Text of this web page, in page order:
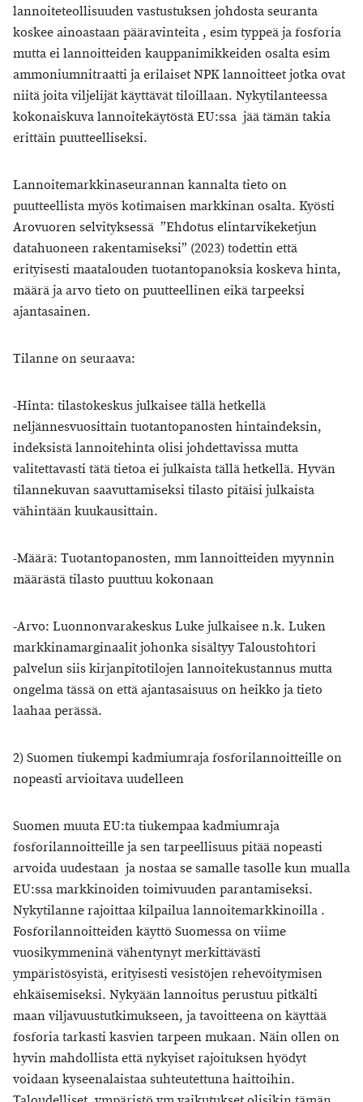
lannoiteteollisuuden vastustuksen johdosta seuranta
koskee ainoastaan pääravinteita , esim typpeä ja fosforia
mutta ei lannoitteiden kauppanimikkeiden osalta esim
ammoniumnitraatti ja erilaiset NPK lannoitteet jotka ovat
niitä joita viljelijät käyttävät tiloillaan. Nykytilanteessa
kokonaiskuva lannoitekäytöstä EU:ssa jää tämän takia
erittäin puutteelliseksi.
Lannoitemarkkinaseurannan kannalta tieto on
puutteellista myös kotimaisen markkinan osalta. Kyösti
Arovuoren selvityksessä ”Ehdotus elintarvikeketjun
datahuoneen rakentamiseksi” (2023) todettin että
erityisesti maatalouden tuotantopanoksia koskeva hinta,
määrä ja arvo tieto on puutteellinen eikä tarpeeksi
ajantasainen.
Tilanne on seuraava:
-Hinta: tilastokeskus julkaisee tällä hetkellä
neljännesvuosittain tuotantopanosten hintaindeksin,
indeksistä lannoitehinta olisi johdettavissa mutta
valitettavasti tätä tietoa ei julkaista tällä hetkellä. Hyvän
tilannekuvan saavuttamiseksi tilasto pitäisi julkaista
vähintään kuukausittain.
-Määrä: Tuotantopanosten, mm lannoitteiden myynnin
määrästä tilasto puuttuu kokonaan
-Arvo: Luonnonvarakeskus Luke julkaisee n.k. Luken
markkinamarginaalit johonka sisältyy Taloustohtori
palvelun siis kirjanpitotilojen lannoitekustannus mutta
ongelma tässä on että ajantasaisuus on heikko ja tieto
laahaa perässä.
2) Suomen tiukempi kadmiumraja fosforilannoitteille on
nopeasti arvioitava uudelleen
Suomen muuta EU:ta tiukempaa kadmiumraja
fosforilannoitteille ja sen tarpeellisuus pitää nopeasti
arvoida uudestaan janostaa se samalle tasolle kun mualla
EU:ssa markkinoiden toimivuuden parantamiseksi.
Nykytilanne rajoittaa kilpailua lannoitemarkkinoilla .
Fosforilannoitteiden käyttö Suomessa on viime
vuosikymmeninä vähentynyt merkittävästi
ympäristösyistä, erityisesti vesistöjen rehevöitymisen
ehkäisemiseksi. Nykyään lannoitus perustuu pitkälti
maan viljavuustutkimukseen, ja tavoitteena on käyttää
fosforia tarkasti kasvien tarpeen mukaan. Näin ollen on
hyvin mahdollista että nykyiset rajoituksen hyödyt
voidaan kyseenalaistaa suhteutettuna haittoihin.